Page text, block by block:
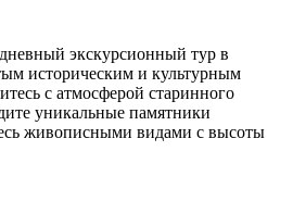
экскурсионный тур в
историческим и культурным
с атмосферой старинного
уникальные памятники
живописными видами с высоты